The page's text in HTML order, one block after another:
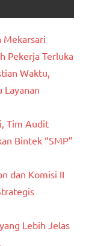
Mekarsari
Pekerja Terluka
Waktu,
Layanan
Tim Audit
Bintek “SMP”
dan Komisi II
Lebih Jelas